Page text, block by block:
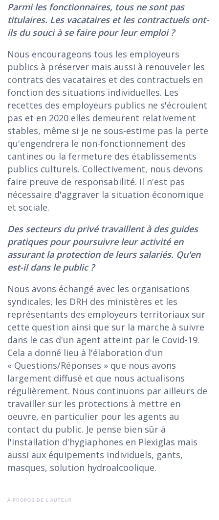
Parmi les fonctionnaires, tous ne sont pas
titulaires. Les vacataires et les contractuels ont-
ils du souci à se faire pour leur emploi ?
Nous encourageons tous les employeurs
publics à préserver mais aussi à renouveler les
contrats des vacataires et des contractuels en
fonction des situations individuelles. Les
recettes des employeurs publics ne s'écroulent
pas et en 2020 elles demeurent relativement
stables, même si je ne sous-estime pas la perte
qu'engendrera le non-fonctionnement des
cantines ou la fermeture des établissements
publics culturels. Collectivement, nous devons
faire preuve de responsabilité. Il n'est pas
nécessaire d'aggraver la situation économique
et sociale.
Des secteurs du privé travaillent à des guides
pratiques pour poursuivre leur activité en
assurant la protection de leurs salariés. Qu'en
est-il dans le public ?
Nous avons échangé avec les organisations
syndicales, les DRH des ministères et les
représentants des employeurs territoriaux sur
cette question ainsi que sur la marche à suivre
dans le cas d'un agent atteint par le Covid-19.
Cela a donné lieu à l'élaboration d'un
« Questions/Réponses » que nous avons
largement diffusé et que nous actualisons
régulièrement. Nous continuons par ailleurs de
travailler sur les protections à mettre en
oeuvre, en particulier pour les agents au
contact du public. Je pense bien sûr à
l'installation d'hygiaphones en Plexiglas mais
aussi aux équipements individuels, gants,
masques, solution hydroalcoolique.
À PROPOS DE L'AUTEUR